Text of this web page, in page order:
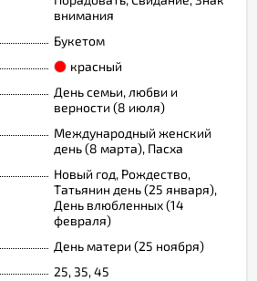
внимания
Букетом
красный
День семьи, любви и
верности (8 июля)
Международный женский
день (8 марта), Пасха
Новый год, Рождество,
Татьянин день (25 января),
День влюбленных (14
февраля)
День матери (25 ноября)
25, 35, 45